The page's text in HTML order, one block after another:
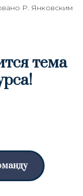
Р. Янковским
тема